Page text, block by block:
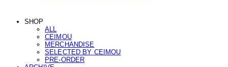
SHOP
ALL
CEIMOU
MERCHANDISE
SELECTED BY CEIMOU
PRE-ORDER